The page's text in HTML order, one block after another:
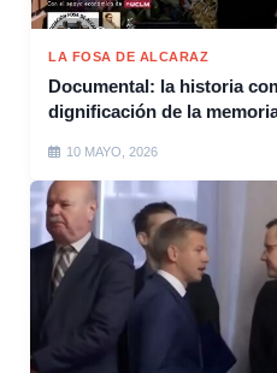
LA FOSA DE ALCARAZ
Documental: la historia
dignificación de la
10 MAYO, 2026